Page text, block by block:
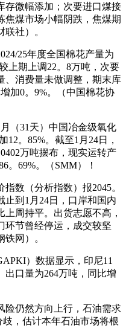
存微幅添加；次要进口煤接
焦煤市场小幅阴跌，焦煤期
社）。
25年度全国棉花产量为
上期上调22。8万吨，次要
、消费量未做调整，期末库
加0。9%。（中国棉花协
（31天）中国冶金级氧化
12。85%。截至1月24日，
万吨摆布，现实运转产
。69%。（SMM）！
数（分析指数）报2045。
止到1月24日，口岸和国内
周持平。出货志愿不高，
环节曾经停运，成交较坚
网）。
）数据显示，印尼11
出口量为264万吨，同比增
仍然方向上行，石油需求
，估计本年石油市场将根